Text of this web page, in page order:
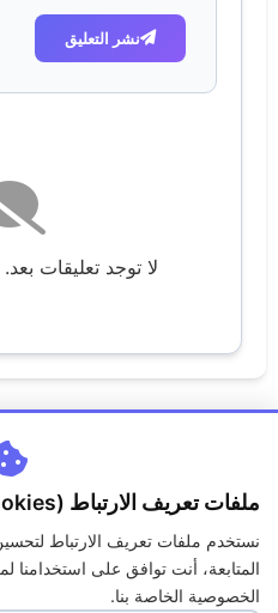
نشر التعليق
لا توجد تعليقات
اتصل بنا من نحن
حقوق الملكية
ملفات تعريف الارتباط (Cookies)
نستخدم ملفات تعريف الارتباط
المتابعة، أنت توافق على استخدامنا
الخصوصية الخاصة بنا.